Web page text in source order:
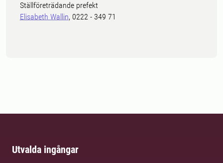
Ställföreträdande prefekt
Elisabeth Wallin, 0222 - 349 71
Utvalda ingångar